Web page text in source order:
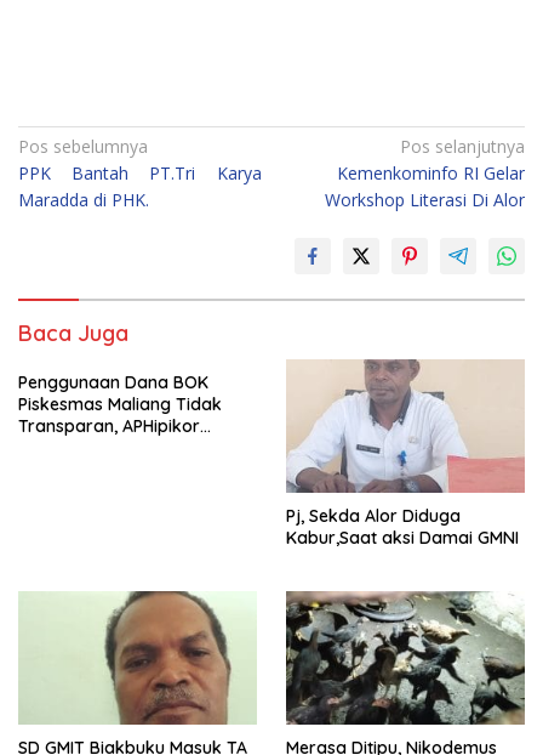
Navigasi
pos
Pos sebelumnya
PPK Bantah PT.Tri Karya
Maradda di PHK.
Pos selanjutnya
Kemenkominfo RI Gelar
Workshop Literasi Di Alor
Baca Juga
Penggunaan Dana BOK
Piskesmas Maliang Tidak
Transparan, APHipikor
Pj, Sekda Alor Diduga
Kabur,Saat aksi Damai GMNI
SD GMIT Biakbuku Masuk TA
Merasa Ditipu, Nikodemus